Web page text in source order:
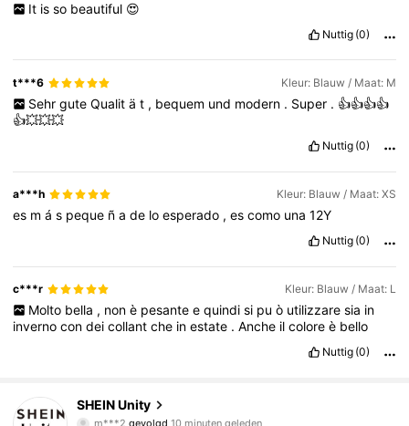
It is so beautiful 😍
Nuttig (0)
t***6 Kleur: Blauw / Maat: M
Sehr gute Qualit ä t , bequem und modern . Super . 👍👍👍👍
👍💥💥💥
Nuttig (0)
a***h Kleur: Blauw / Maat: XS
es más peque ñade loesperado ,escomo una12Y
Nuttig (0)
c***r Kleur: Blauw / Maat: L
Molto bella , non è pesante e quindi si pu ò utilizzare sia in
invernocondeicollantche inestate .Anche ilcoloreè bello
Nuttig (0)
SHEIN Unity
m***2 gevolgd 10 minuten geleden